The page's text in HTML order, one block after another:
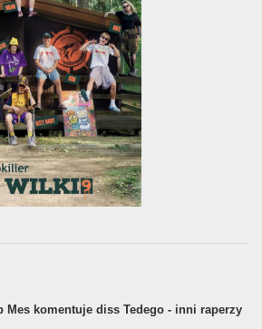
Mes komentuje diss Tedego - inni raperzy